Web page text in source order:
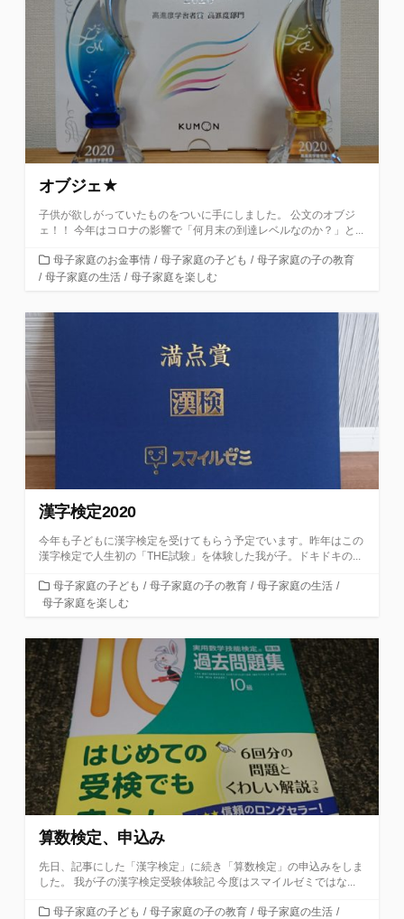
オブジェ★
子供が欲しがっていたものをついに手にしました。 公文のオブジ
ェ！！ 今年はコロナの影響で「何月末の到達レベルなのか？」と...
カ
テ
リ
ー
母子家庭のお金事情 / 母子家庭の子ども / 母子家庭の子の教育
/ 母子家庭の生活 / 母子家庭を楽しむ
漢字検定2020
今年も子どもに漢字検定を受けてもらう予定でいます。昨年はこの
漢字検定で人生初の「THE試験」を体験した我が子。ドキドキの...
カ
テ
リ
ー
母子家庭の子ども / 母子家庭の子の教育 / 母子家庭の生活 /
母子家庭を楽しむ
算数検定、申込み
先日、記事にした「漢字検定」に続き「算数検定」の申込みをしま
した。 我が子の漢字検定受験体験記 今度はスマイルゼミではな...
カ母子家庭の子ども / 母子家庭の子の教育 / 母子家庭の生活 /